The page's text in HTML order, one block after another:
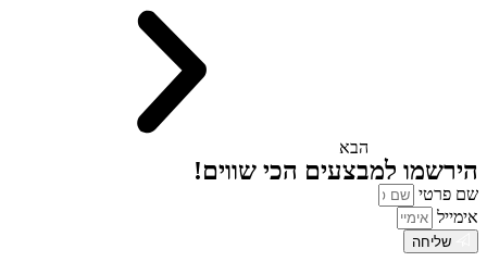
הבא
הירשמו למבצעים הכי שווים!
שם פרטי
אימייל
שליחה